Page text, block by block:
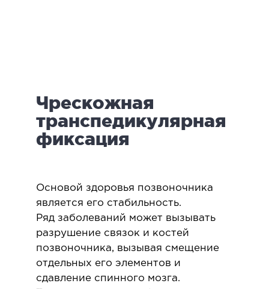
лицевая хирургия
ХИРУРГИЯ
в гинекологии
в онкологии
в урологии
в хирургии
Чрескожная
транспедикулярная
фиксация
Основой здоровья позвоночника
является его стабильность.
Ряд заболеваний может вызывать
разрушение связок и костей
позвоночника, вызывая смещение
отдельных его элементов и
сдавление спинного мозга.